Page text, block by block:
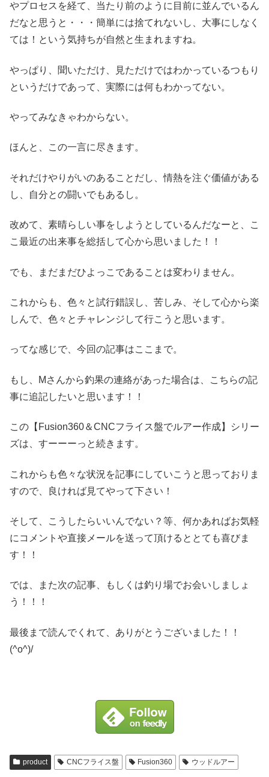
やプロセスを経て、当たり前のように目前に並んでいるん
だなと思うと・・・簡単には捨てれないし、大事にしなく
ては！という気持ちが自然と生まれますね。
やっぱり、聞いただけ、見ただけではわかっているつもり
というだけであって、実際には何もわかってない。
やってみなきゃわからない。
ほんと、この一言に尽きます。
それだけやりがいのあることだし、情熱を注ぐ価値がある
し、自分との闘いでもあるし。
改めて、素晴らしい事をしようとしているんだなーと、こ
こ最近の出来事を総括して心から思いました！！
でも、まだまだひよっこであることは変わりません。
これからも、色々と試行錯誤し、苦しみ、そして心から楽
しんで、色々とチャレンジして行こうと思います。
ってな感じで、今回の記事はここまで。
もし、Mさんから釣果の連絡があった場合は、こちらの記
事に追記したいと思います！！
この【Fusion360＆CNCフライス盤でルアー作成】シリー
ズは、すーーーっと続きます。
これからも色々な状況を記事にしていこうと思っておりま
すので、良ければ見てやって下さい！
そして、こうしたらいいんでない？等、何かあればお気軽
にコメントや直接メールを送って頂けるととても喜びま
す！！
では、また次の記事、もしくは釣り場でお会いしましょ
う！！！
最後まで読んでくれて、ありがとうございました！！
(^o^)/
product CNCフライス盤 Fusion360 ウッドルアー